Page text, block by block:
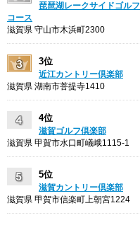
琵琶湖レークサイドゴルフ
コース
滋賀県 守山市木浜町2300
3位
近江カントリー倶楽部
滋賀県 湖南市菩提寺1410
4位
滋賀ゴルフ倶楽部
滋賀県 甲賀市水口町嶬峨1115-1
5位
滋賀カントリー倶楽部
滋賀県 甲賀市信楽町上朝宮1224